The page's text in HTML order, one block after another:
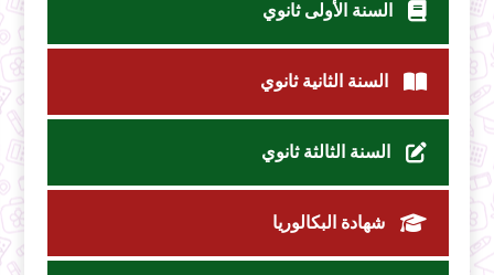
السنة الأولى ثانوي
السنة الثانية ثانوي
السنة الثالثة ثانوي
شهادة البكالوريا